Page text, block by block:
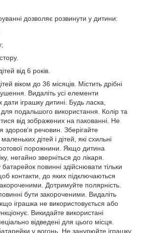
дозволяє розвинути у дитини:
від 6 років.
віком до 36 місяців. Містить дрібні
Видаліть усі елементи
іграшку дитині. Будь ласка,
подальшого використання. Колір та
від зображених на пакованні. Не
здоров'я речовин. Зберігайте
дітей і дітей, які схильні
порожнини. Якщо дитина
негайно зверніться до лікаря.
повинні здійснювати тільки
контакти, до яких підключаються
Дотримуйте полярність.
бути закороченими. Видаліть
іграшка не використовується або
Викидайте використані
відведені для цього місця.
у вогонь. Не занурюйте іграшку